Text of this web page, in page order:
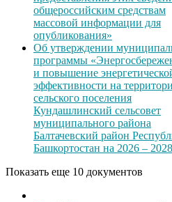
общероссийским средствам
массовой информации для
опубликования»
Об утверждении
программы
и повышение
эффективности на
сельского поселения
Кундашлинский сельсовет
муниципального района
Балтачевский район
Башкортостан на 2026 – 2028
Показать еще 10 документов